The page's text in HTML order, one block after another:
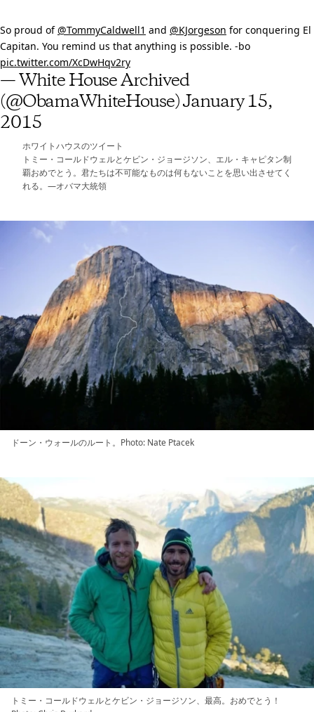
So proud of@TommyCaldwell1 and @KJorgeson for conquering El
Capitan. You remind us that anything is possible. -bo
pic.twitter.com/XcDwHqv2ry
— White House Archived
(@ObamaWhiteHouse)January 15,
2015
ホワイトハウスのツイート
トミー・コールドウェルとケビン・ジョージソン、エル・キャピタン制
覇おめでとう。君たちは不可能なものは何もないことを思い出させてく
れる。—オバマ大統領
ドーン・ウォールのルート。Photo: Nate Ptacek
トミー・コールドウェルとケビン・ジョージソン、最高。おめでとう！